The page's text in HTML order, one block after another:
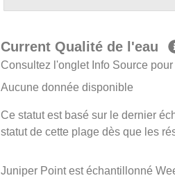
Current Qualité de l'eau
Consultez l'onglet Info Source
Aucune donnée disponible
Ce statut est basé sur le dernier
statut de cette plage dès que les
Juniper Point est échantillonné